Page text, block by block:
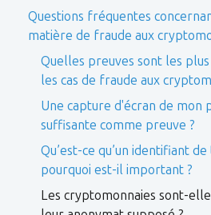
Questions fréquentes
matière de fraude aux
Quelles preuves sont les
les cas de fraude aux
Une capture d'écran de
suffisante comme preuve ?
Qu’est-ce qu’un identifiant
pourquoi est-il important ?
Les cryptomonnaies sont-